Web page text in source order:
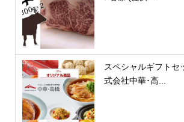
スペシャルギフトセ
式会社中華･高...